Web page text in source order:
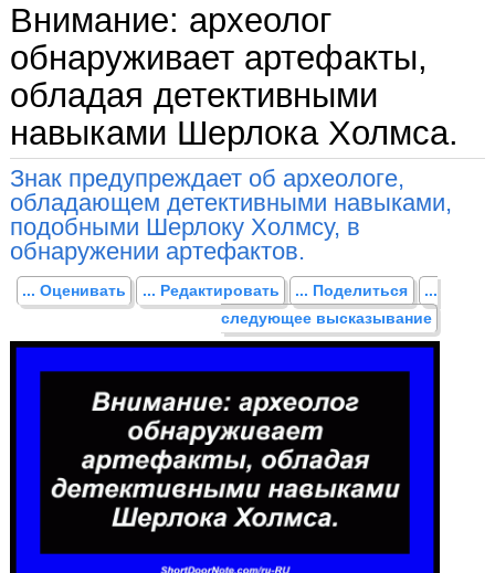
Внимание: археолог
обнаруживает артефакты,
обладая детективными
навыками Шерлока Холмса.
Знак предупреждает об археологе,
обладающем детективными навыками,
подобными Шерлоку Холмсу, в
обнаружении артефактов.
... Оценивать ... Редактировать ... Поделиться
...
следующее высказывание